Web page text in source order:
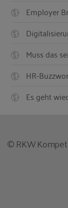
Employer
Muss das
HR-
Es geht
© RKW